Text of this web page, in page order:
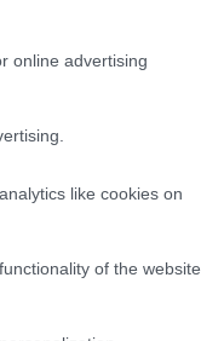
online advertising
like cookies on
of the website